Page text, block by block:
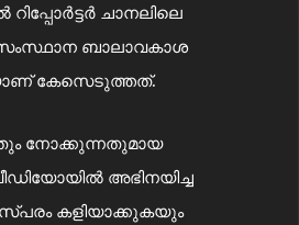
ചാനലിലെ
ബാലാവകാശ
കേസെടുത്തത്.
നോക്കുന്നതുമായ
അഭിനയിച്ച
കളിയാക്കുകയും